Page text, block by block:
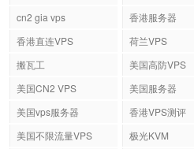
cn2 gia vps
香港服务器
香港直连VPS
荷兰VPS
搬瓦工
美国高防VPS
美国CN2 VPS
美国服务器
美国vps服务器
香港VPS测评
美国不限流量VPS
极光KVM